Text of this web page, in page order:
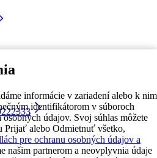
informácie v zariadení alebo k nim
identifikátorom v súboroch
údajov. Svoj súhlas môžete
alebo Odmietnuť všetko,
pre ochranu osobných údajov a
našim partnerom a neovplyvnia údaje